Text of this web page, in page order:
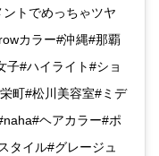
トでめっちゃツヤ
カラー#沖縄#那覇
子#ハイライト#ショ
町#松川美容室#ミデ
ヘアカラー#ポ
タイル#グレージュ